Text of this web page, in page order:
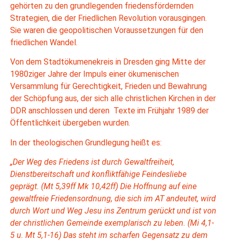
gehörten zu den grundlegenden friedensfördernden
Strategien, die der Friedlichen Revolution vorausgingen.
Sie waren die geopolitischen Voraussetzungen für den
friedlichen Wandel.
Von dem Stadtökumenekreis in Dresden ging Mitte der
1980ziger Jahre der Impuls einer ökumenischen
Versammlung für Gerechtigkeit, Frieden und Bewahrung
der Schöpfung aus, der sich alle christlichen Kirchen in der
DDR anschlossen und deren Texte im Frühjahr 1989 der
Öffentlichkeit übergeben wurden.
In der theologischen Grundlegung heißt es:
„Der Weg des Friedens ist durch Gewaltfreiheit,
Dienstbereitschaft und konfliktfähige Feindesliebe
geprägt. (Mt 5,39ff Mk 10,42ff) Die Hoffnung auf eine
gewaltfreie Friedensordnung, die sich im AT andeutet, wird
durch Wort und Weg Jesu ins Zentrum gerückt und ist von
der christlichen Gemeinde exemplarisch zu leben. (Mi 4,1-
5 u. Mt 5,1-16) Das steht im scharfen Gegensatz zu dem